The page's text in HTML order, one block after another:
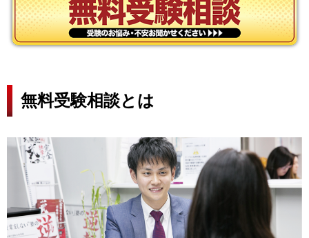
無料受験相談とは